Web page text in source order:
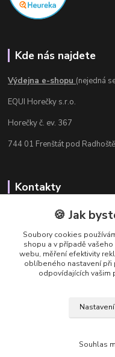
Kde nás najdete
Výdejna e-shopu (nejedná
EQUI Horečky s.r.o.
Horečky č. ev. 367
744 01 Frenštát pod
Kontakty
Radka Chamrádová
+420 737 484 708
Výdejna e-shopu: Po-Ne, 8-
info@equi-horecky.cz
Frenštát pod Radhoštěm, C
🍪 Jak
Soubory cookies
shopu a v případě
webu, měření efektivity
oblíbeného nastavení při
odpovídajících vašim
Nastavení
Souhlas